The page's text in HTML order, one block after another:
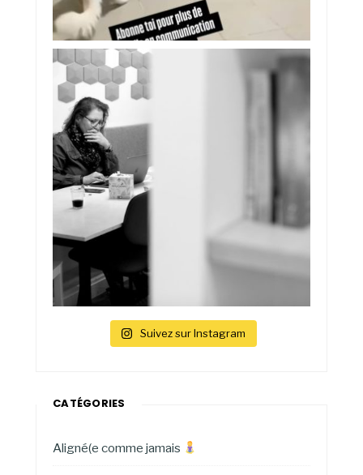
Suivez sur Instagram
CATÉGORIES
Aligné(e comme jamais